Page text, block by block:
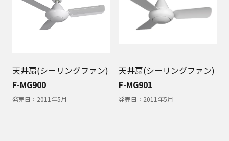
天井扇(シーリングファン)
F-MG900
発売日： 2011年5月
天井扇(シーリングファン)
F-MG901
発売日： 2011年5月